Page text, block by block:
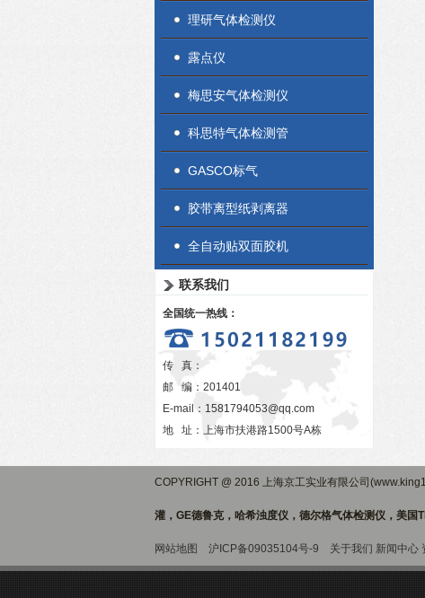
理研气体检测仪
露点仪
梅思安气体检测仪
科思特气体检测管
GASCO标气
胶带离型纸剥离器
全自动贴双面胶机
联系我们
全国统一热线：
传 真：
邮 编：201401
E-mail： 1581794053@qq.com
地 址：上海市扶港路1500号A栋
COPYRIGHT @ 2016 上海京工实业有限公司
灌，GE德鲁克，哈希浊度仪，德尔格气体检测仪，美国
网站地图 沪ICP备09035104号-9 关于我们 新闻中心